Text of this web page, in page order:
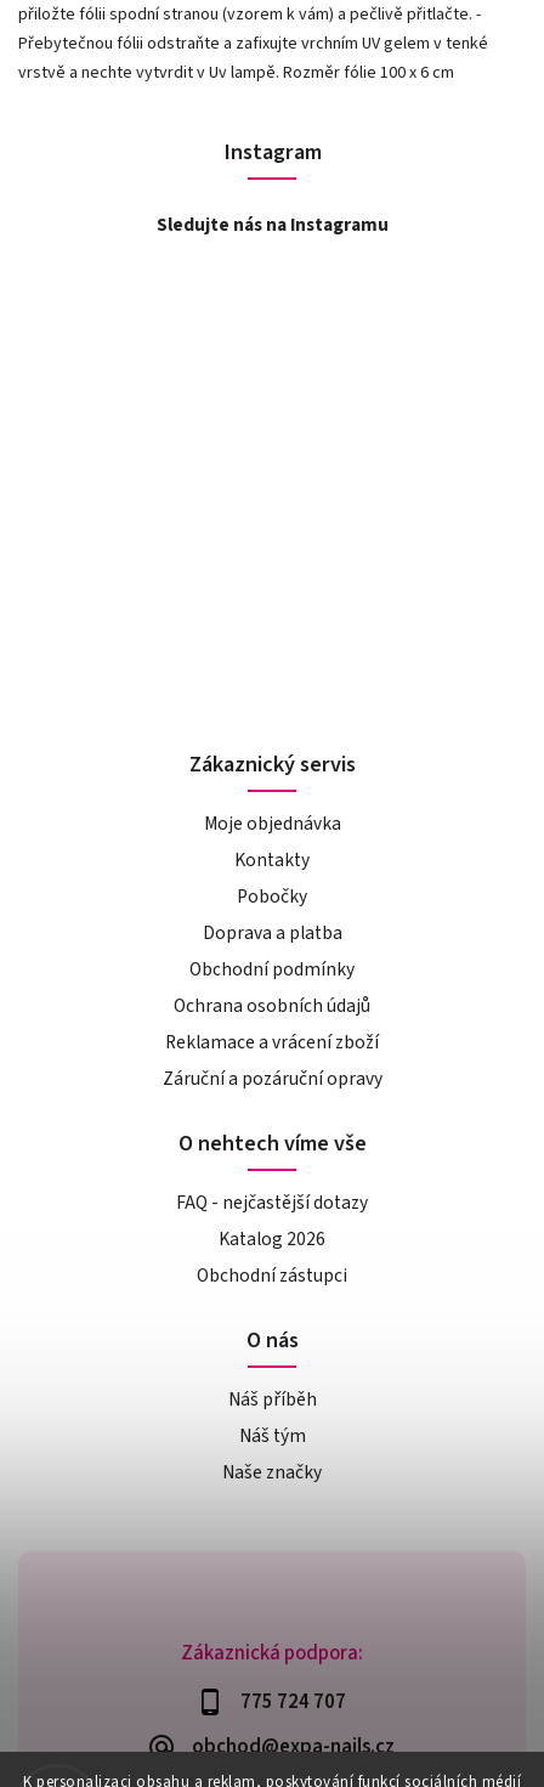
K personalizaci obsahu a reklam, poskytování funkcí sociálních médií
přiložte fólii spodní stranou (vzorem k vám) a pečlivě přitlačte. -
Přebytečnou fólii odstraňte a zafixujte vrchním UV gelem v tenké
vrstvě a nechte vytvrdit v Uv lampě. Rozměr fólie 100 x 6 cm
Zákaznická podpora:
775 724 707
obchod@expa-nails.cz
Instagram
Sledujte nás na Instagramu
Zákaznický servis
Moje objednávka
Kontakty
Pobočky
Doprava a platba
Obchodní podmínky
Ochrana osobních údajů
Reklamace a vrácení zboží
Záruční a pozáruční opravy
O nehtech víme vše
FAQ - nejčastější dotazy
Katalog 2026
Obchodní zástupci
O nás
Náš příběh
Náš tým
Naše značky